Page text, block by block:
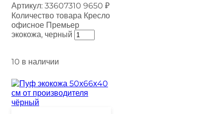
Артикул: 33607310 9650 ₽
Количество товара Кресло
офисное Премьер
экокожа, черный
10 в наличии